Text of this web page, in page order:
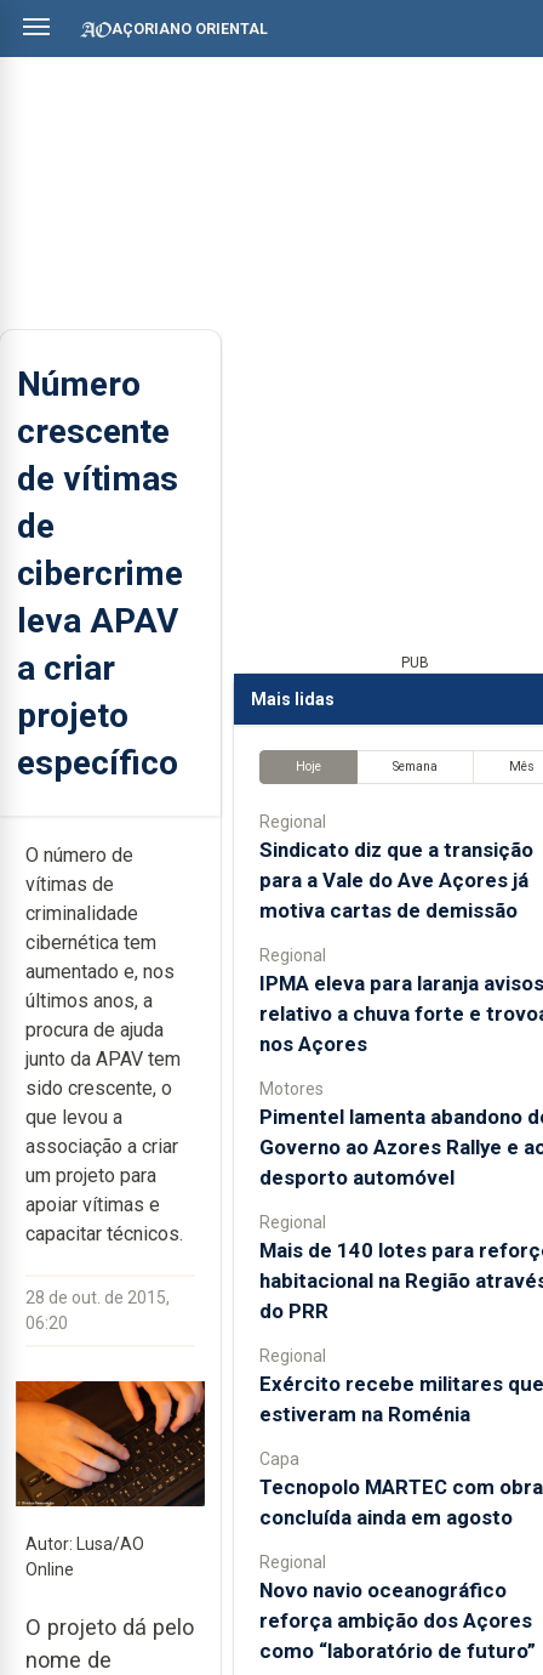
AÇORIANO ORIENTAL
Número
crescente
de vítimas
de
cibercrime
leva APAV
a criar
projeto
específico
O número de
vítimas de
criminalidade
cibernética tem
aumentado e, nos
últimos anos, a
procura de ajuda
junto da APAV tem
sido crescente, o
que levou a
associação a criar
um projeto para
apoiar vítimas e
capacitar técnicos.
28 de out. de 2015,
06:20
Autor: Lusa/AO
Online
O projeto dá pelo
nome de
PUB
Mais lidas
Hoje Semana Mês
Regional
Sindicato diz que a transição
para a Vale do Ave Açores já
motiva cartas de demissão
Regional
IPMA eleva para laranja avisos
relativo a chuva forte e
nos Açores
Motores
Pimentel lamenta abandono
Governo ao Azores Rallye e
desporto automóvel
Regional
Mais de 140 lotes para
habitacional na Região
do PRR
Regional
Exército recebe militares que
estiveram na Roménia
Capa
Tecnopolo MARTEC com obra
concluída ainda em agosto
Regional
Novo navio oceanográfico
reforça ambição dos Açores
como “laboratório de futuro”